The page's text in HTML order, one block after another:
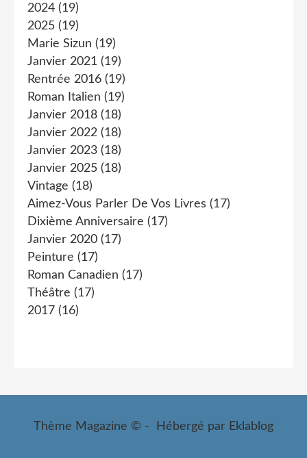
2024 (19)
2025 (19)
Marie Sizun (19)
Janvier 2021 (19)
Rentrée 2016 (19)
Roman Italien (19)
Janvier 2018 (18)
Janvier 2022 (18)
Janvier 2023 (18)
Janvier 2025 (18)
Vintage (18)
Aimez-Vous Parler De Vos Livres (17)
Dixième Anniversaire (17)
Janvier 2020 (17)
Peinture (17)
Roman Canadien (17)
Théâtre (17)
2017 (16)
Thème Magazine © - Hébergé par Eklablog